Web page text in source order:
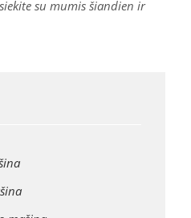
su mumis šiandien ir